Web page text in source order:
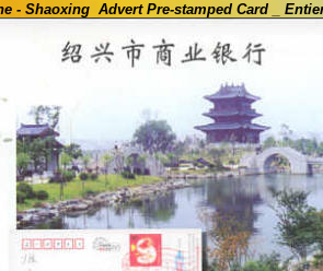
- Shaoxing Advert Pre-stamped Card _